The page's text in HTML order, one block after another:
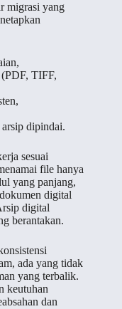
migrasi yang
TIFF,
dipindai.
sesuai
file hanya
yang panjang,
digital
digital
berantakan.
ada yang tidak
yang terbalik.
keutuhan
dan